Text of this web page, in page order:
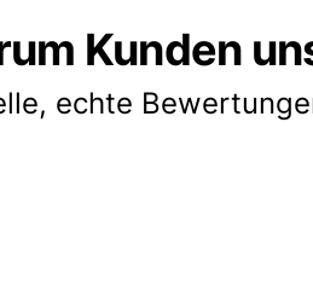
Kunden
echte